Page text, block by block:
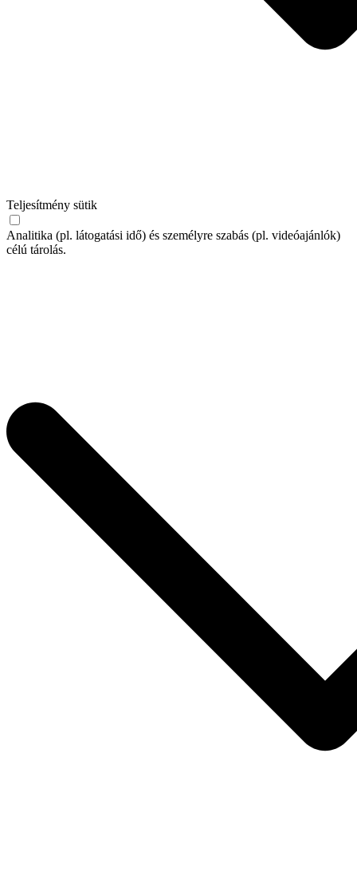
Teljesítmény sütik
Analitika (pl. látogatási idő) és személyre szabás (pl. videóajánlók)
célú tárolás.